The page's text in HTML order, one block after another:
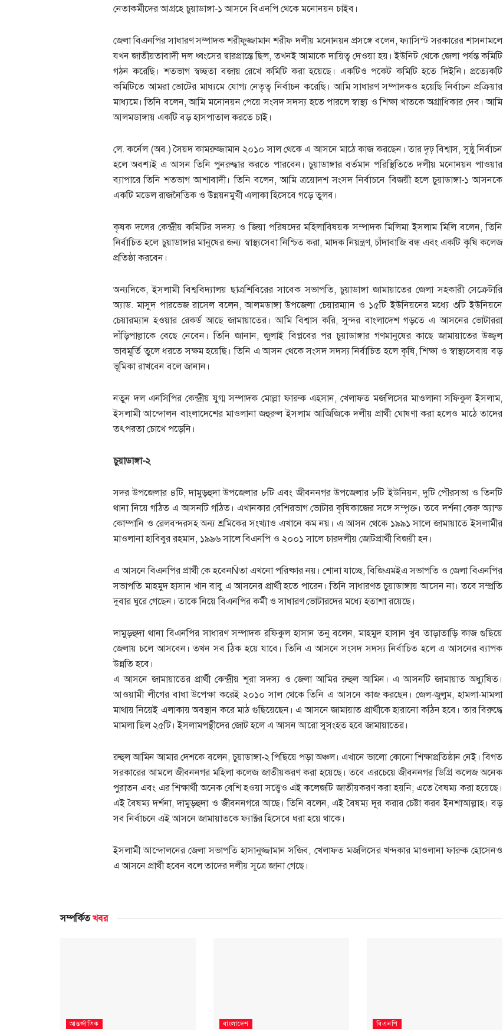
নেতাকর্মীদের আগ্রহে চুয়াডাঙ্গা-১ আসনে বিএনপি থেকে মনোনয়ন চাইব।
জেলা বিএনপির সাধারণ সম্পাদক শরীফুজ্জামান শরীফ দলীয় মনোনয়ন প্রসঙ্গে বলেন, ফ্যাসিস্ট সরকারের শাসনামলে
যখন জাতীয়তাবাদী দল ধ্বংসের দ্বারপ্রান্তে ছিল, তখনই আমাকে দায়িত্ব দেওয়া হয়। ইউনিট থেকে জেলা পর্যন্ত কমিটি
গঠন করেছি। শতভাগ স্বচ্ছতা বজায় রেখে কমিটি করা হয়েছে। একটিও পকেট কমিটি হতে দিইনি। প্রত্যেকটি
কমিটিতে আমরা ভোটের মাধ্যমে যোগ্য নেতৃত্ব নির্বাচন করেছি। আমি সাধারণ সম্পাদকও হয়েছি নির্বাচন প্রক্রিয়ার
মাধ্যমে। তিনি বলেন, আমি মনোনয়ন পেয়ে সংসদ সদস্য হতে পারলে স্বাস্থ্য ও শিক্ষা খাতকে অগ্রাধিকার দেব। আমি
আলমডাঙ্গায় একটি বড় হাসপাতাল করতে চাই।
লে. কর্নেল (অব.) সৈয়দ কামরুজ্জামান ২০১০ সাল থেকে এ আসনে মাঠে কাজ করছেন। তার দৃঢ় বিশ্বাস, সুষ্ঠু নির্বাচন
হলে অবশ্যই এ আসন তিনি পুনরুদ্ধার করতে পারবেন। চুয়াডাঙ্গার বর্তমান পরিস্থিতিতে দলীয় মনোনয়ন পাওয়ার
ব্যাপারে তিনি শতভাগ আশাবাদী। তিনি বলেন, আমি ত্রয়োদশ সংসদ নির্বাচনে বিজয়ী হলে চুয়াডাঙ্গা-১ আসনকে
একটি মডেল রাজনৈতিক ও উন্নয়নমুখী এলাকা হিসেবে গড়ে তুলব।
কৃষক দলের কেন্দ্রীয় কমিটির সদস্য ও জিয়া পরিষদের মহিলাবিষয়ক সম্পাদক মিলিমা ইসলাম মিলি বলেন, তিনি
নির্বাচিত হলে চুয়াডাঙ্গার মানুষের জন্য স্বাস্থ্যসেবা নিশ্চিত করা, মাদক নিয়ন্ত্রণ, চাঁদাবাজি বন্ধ এবং একটি কৃষি কলেজ
প্রতিষ্ঠা করবেন।
অন্যদিকে, ইসলামী বিশ্ববিদ্যালয় ছাত্রশিবিরের সাবেক সভাপতি, চুয়াডাঙ্গা জামায়াতের জেলা সহকারী সেক্রেটারি
অ্যাড. মাসুদ পারভেজ রাসেল বলেন, আলমডাঙ্গা উপজেলা চেয়ারম্যান ও ১৫টি ইউনিয়নের মধ্যে ৩টি ইউনিয়নে
চেয়ারম্যান হওয়ার রেকর্ড আছে জামায়াতের। আমি বিশ্বাস করি, সুন্দর বাংলাদেশ গড়তে এ আসনের ভোটাররা
দাঁড়িপাল্লাকে বেছে নেবেন। তিনি জানান, জুলাই বিপ্লবের পর চুয়াডাঙ্গার গণমানুষের কাছে জামায়াতের উজ্জ্বল
ভাবমূর্তি তুলে ধরতে সক্ষম হয়েছি। তিনি এ আসন থেকে সংসদ সদস্য নির্বাচিত হলে কৃষি, শিক্ষা ও স্বাস্থ্যসেবায় বড়
ভূমিকা রাখবেন বলে জানান।
নতুন দল এনসিপির কেন্দ্রীয় যুগ্ম সম্পাদক মোল্লা ফারুক এহসান, খেলাফত মজলিসের মাওলানা সফিকুল ইসলাম,
ইসলামী আন্দোলন বাংলাদেশের মাওলানা জহুরুল ইসলাম আজিজিকে দলীয় প্রার্থী ঘোষণা করা হলেও মাঠে তাদের
তৎপরতা চোখে পড়েনি।
চুয়াডাঙ্গা-২
সদর উপজেলার ৪টি, দামুড়হুদা উপজেলার ৮টি এবং জীবননগর উপজেলার ৮টি ইউনিয়ন, দুটি পৌরসভা ও তিনটি
থানা নিয়ে গঠিত এ আসনটি গঠিত। এখানকার বেশিরভাগ ভোটার কৃষিকাজের সঙ্গে সম্পৃক্ত। তবে দর্শনা কেরু অ্যান্ড
কোম্পানি ও রেলবন্দরসহ অন্য শ্রমিকের সংখ্যাও এখানে কম নয়। এ আসন থেকে ১৯৯১ সালে জামায়াতে ইসলামীর
মাওলানা হাবিবুর রহমান, ১৯৯৬ সালে বিএনপি ও ২০০১ সালে চারদলীয় জোটপ্রার্থী বিজয়ী হন।
এ আসনে বিএনপির প্রার্থী কে হবেনÑতা এখনো পরিষ্কার নয়। শোনা যাচ্ছে, বিজিএমইএ সভাপতি ও জেলা বিএনপির
সভাপতি মাহমুদ হাসান খান বাবু এ আসনের প্রার্থী হতে পারেন। তিনি সাধারণত চুয়াডাঙ্গায় আসেন না। তবে সম্প্রতি
দুবার ঘুরে গেছেন। তাকে নিয়ে বিএনপির কর্মী ও সাধারণ ভোটারদের মধ্যে হতাশা রয়েছে।
দামুড়হুদা থানা বিএনপির সাধারণ সম্পাদক রফিকুল হাসান তনু বলেন, মাহমুদ হাসান খুব তাড়াতাড়ি কাজ গুছিয়ে
জেলায় চলে আসবেন। তখন সব ঠিক হয়ে যাবে। তিনি এ আসনে সংসদ সদস্য নির্বাচিত হলে এ আসনের ব্যাপক
উন্নতি হবে।
এ আসনে জামায়াতের প্রার্থী কেন্দ্রীয় শূরা সদস্য ও জেলা আমির রুহুল আমিন। এ আসনটি জামায়াত অধ্যুষিত।
আওয়ামী লীগের বাধা উপেক্ষা করেই ২০১০ সাল থেকে তিনি এ আসনে কাজ করছেন। জেল-জুলুম, হামলা-মামলা
মাথায় নিয়েই এলাকায় অবস্থান করে মাঠ গুছিয়েছেন। এ আসনে জামায়াত প্রার্থীকে হারানো কঠিন হবে। তার বিরুদ্ধে
মামলা ছিল ২৫টি। ইসলামপন্থীদের জোট হলে এ আসন আরো সুসংহত হবে জামায়াতের।
রুহুল আমিন আমার দেশকে বলেন, চুয়াডাঙ্গা-২ পিছিয়ে পড়া অঞ্চল। এখানে ভালো কোনো শিক্ষাপ্রতিষ্ঠান নেই। বিগত
সরকারের আমলে জীবননগর মহিলা কলেজ জাতীয়করণ করা হয়েছে। তবে এরচেয়ে জীবননগর ডিগ্রি কলেজ অনেক
পুরাতন এবং এর শিক্ষার্থী অনেক বেশি হওয়া সত্ত্বেও এই কলেজটি জাতীয়করণ করা হয়নি; এতে বৈষম্য করা হয়েছে।
এই বৈষম্য দর্শনা, দামুড়হুদা ও জীবননগরে আছে। তিনি বলেন, এই বৈষম্য দূর করার চেষ্টা করব ইনশাআল্লাহ। বড়
সব নির্বাচনে এই আসনে জামায়াতকে ফ্যাক্টর হিসেবে ধরা হয়ে থাকে।
ইসলামী আন্দোলনের জেলা সভাপতি হাসানুজ্জামান সজিব, খেলাফত মজলিসের খন্দকার মাওলানা ফারুক হোসেনও
এ আসনে প্রার্থী হবেন বলে তাদের দলীয় সূত্রে জানা গেছে।
সম্পর্কিতখবর
আন্তর্জাতিক বাংলাদেশ বিএনপি